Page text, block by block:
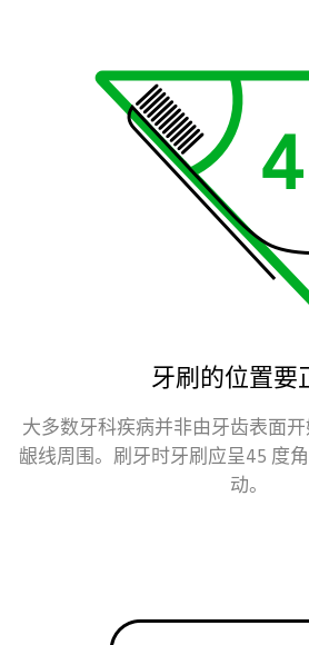
牙刷的位置要
大多数牙科疾病并非由牙齿表面
龈线周围。刷牙时牙刷应呈45 度
动。